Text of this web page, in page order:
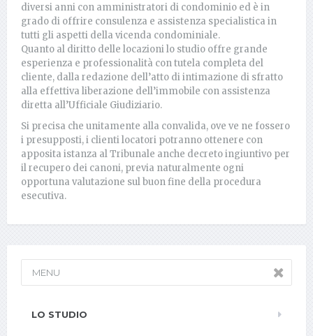
diversi anni con amministratori di condominio ed è in
grado di offrire consulenza e assistenza specialistica in
tutti gli aspetti della vicenda condominiale.
Quanto al diritto delle locazioni lo studio offre grande
esperienza e professionalità con tutela completa del
cliente, dalla redazione dell’atto di intimazione di sfratto
alla effettiva liberazione dell’immobile con assistenza
diretta all’Ufficiale Giudiziario.
Si precisa che unitamente alla convalida, ove ve ne fossero
i presupposti, i clienti locatori potranno ottenere con
apposita istanza al Tribunale anche decreto ingiuntivo per
il recupero dei canoni, previa naturalmente ogni
opportuna valutazione sul buon fine della procedura
esecutiva.
MENU
LO STUDIO